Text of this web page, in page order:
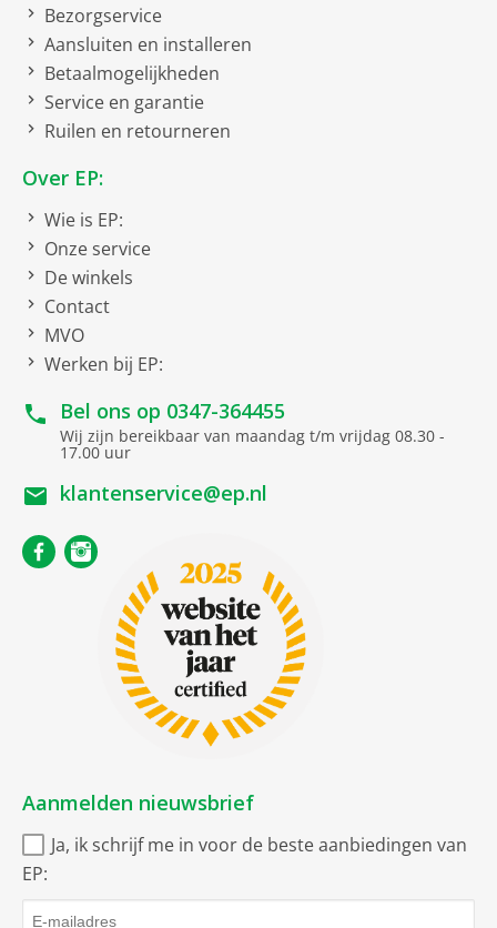
Bruto afmetingen inclusief verpakking
bruto breedte
bruto hoogte
bruto diepte
bruto gewicht
Gegevensoverdracht
Highspeed HDMI met
ethernet
Netto afmetingen
netto gewicht 0.019 kg
Toepassing
Audio
Computer extern
Projector (beamer)
Bezorgservice
Aansluiten en installeren
Betaalmogelijkheden
Service en garantie
Ruilen en retourneren
Over EP:
Wie is EP:
Onze service
De winkels
Contact
MVO
Werken bij EP:
Bel ons op 0347-364455
Wij zijn bereikbaar van maandag t/m vrijdag 08.30 -
17.00 uur
klantenservice@ep.nl
Aanmelden nieuwsbrief
Ja, ik schrijf me in voor de beste aanbiedingen van
EP: